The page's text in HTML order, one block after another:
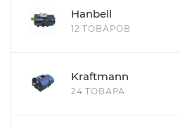
Hanbell
12 ТОВАРОВ
Kraftmann
24 ТОВАРА